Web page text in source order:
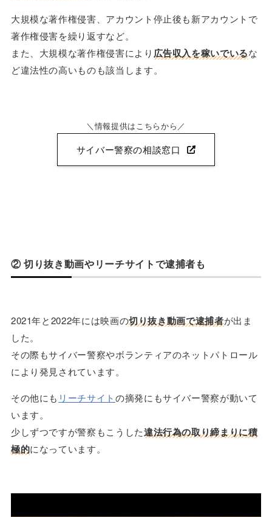
大規模な著作権侵害、アカウント停止後も新アカウントで
著作権侵害を繰り返すなど。
また、大規模な著作権侵害により広告収入を稼いでいるな
ど違法性の高いものも該当します。
情報提供はこちらから
サイバー警察の相談窓口
② 切り抜き動画やリーチサイトで逮捕者も
2021年と2022年には映画の切り抜き動画で逮捕者が出ま
した。
その際もサイバー警察やボランティアのネットパトロール
により発見されています。
その他にも リーチサイトの摘発にもサイバー警察が動いて
います。
少しずつですが警察もこうした違法行為の取り締まりに積
極的になっています。